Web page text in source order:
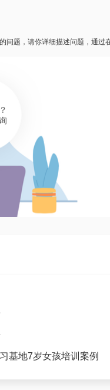
问题，请你详细描述问题，通过
基地7岁女孩培训案例